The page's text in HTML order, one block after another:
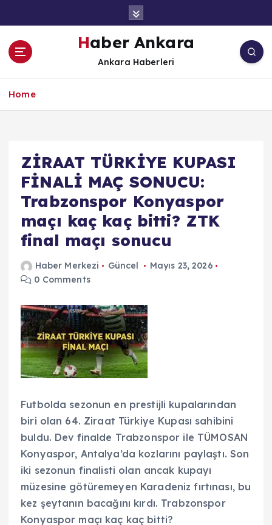
Haber Ankara
Ankara Haberleri
Home
ZİRAAT TÜRKİYE KUPASI
FİNALİ MAÇ SONUCU:
Trabzonspor Konyaspor
maçı kaç kaç bitti? ZTK
final maçı sonucu
Haber Merkezi Güncel
Mayıs 23, 2026
0 Comments
Futbolda sezonun en prestijli kupalarından
biri olan 64. Ziraat Türkiye Kupası sahibini
buldu. Dev finalde Trabzonspor ile TÜMOSAN
Konyaspor, Antalya’da kozlarını paylaştı. Son
iki sezonun finalisti olan ancak kupayı
müzesine götüremeyen Karadeniz fırtınası, bu
kez şeytanın bacağını kırdı. Trabzonspor
Konyaspor maçı kaç kaç bitti?